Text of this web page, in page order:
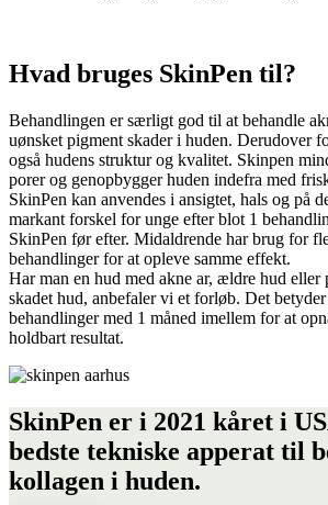
Hvad bruges SkinPen til?
Behandlingen er særligt god til at behandle
uønsket pigment skader i huden. Derudover
også hudens struktur og kvalitet. Skinpen
porer og genopbygger huden indefra med
SkinPen kan anvendes i ansigtet, hals og på
markant forskel for unge efter blot 1
SkinPen før efter. Midaldrende har brug for
behandlinger for at opleve samme effekt.
Har man en hud med akne ar, ældre hud eller
skadet hud, anbefaler vi et forløb. Det
behandlinger med 1 måned imellem for at
holdbart resultat.
SkinPen er i 2021 kåret i
bedste tekniske apperat til
kollagen i huden.